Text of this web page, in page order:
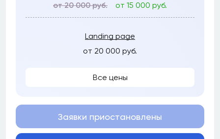
от 20 000 руб.
от 15 000 руб.
Landing page
от 20 000 руб.
Все цены
Заявки приостановлены